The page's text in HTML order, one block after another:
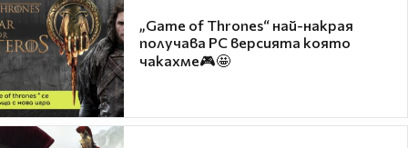
„Game of Thrones“ най-накрая
получава PC версията която
чакахме🎮🤩